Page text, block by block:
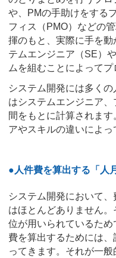
や、PMの手助けをする
フィス（PMO）などの
揮のもと、実際に手を
テムエンジニア（SE）
ムを組むことによってプ
システム開発には多く
はシステムエンジニア
間をもとに計算されま
アやスキルの違いによっ
●人件費を算出する「人
システム開発において
はほとんどありません
位が用いられているた
費を算出するためには
ってきます。それが一